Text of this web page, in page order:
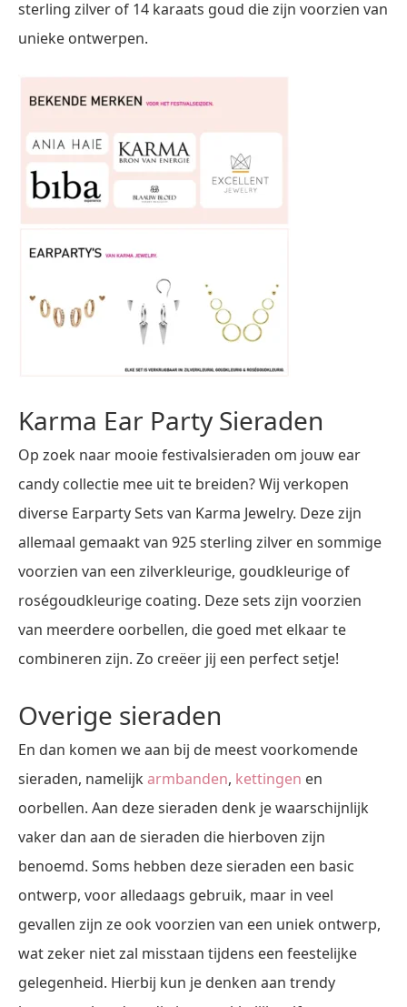
sterling zilver of 14 karaats goud die zijn voorzien van
unieke ontwerpen.
Karma Ear Party Sieraden
Op zoek naar mooie festivalsieraden om jouw ear
candy collectie mee uit te breiden? Wij verkopen
diverse Earparty Sets van Karma Jewelry. Deze zijn
allemaal gemaakt van 925 sterling zilver en sommige
voorzien van een zilverkleurige, goudkleurige of
roségoudkleurige coating. Deze sets zijn voorzien
van meerdere oorbellen, die goed met elkaar te
combineren zijn. Zo creëer jij een perfect setje!
Overige sieraden
En dan komen we aan bij de meest voorkomende
sieraden, namelijkarmbanden, kettingen en
oorbellen. Aan deze sieraden denk je waarschijnlijk
vaker dan aan de sieraden die hierboven zijn
benoemd. Soms hebben deze sieraden een basic
ontwerp, voor alledaags gebruik, maar in veel
gevallen zijn ze ook voorzien van een uniek ontwerp,
wat zeker niet zal misstaan tijdens een feestelijke
gelegenheid. Hierbij kun je denken aan trendy